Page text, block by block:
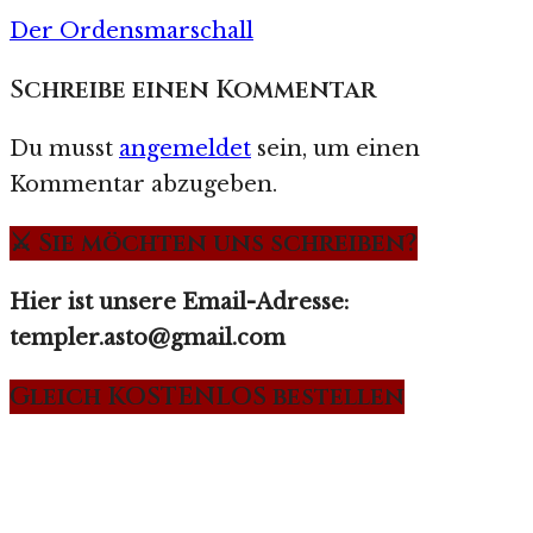
Der Ordensmarschall
Schreibe einen Kommentar
Du musst angemeldet sein, um einen
Kommentar abzugeben.
⚔️ Sie möchten uns schreiben?
Hier ist unsere Email-Adresse:
templer.asto@gmail.com
Gleich KOSTENLOS bestellen